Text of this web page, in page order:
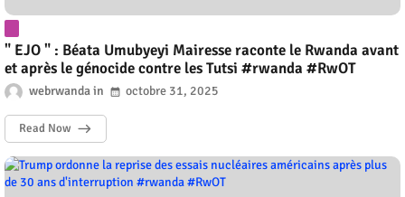
" EJO " : Béata Umubyeyi Mairesse raconte le Rwanda avant
et après le génocide contre les Tutsi #rwanda #RwOT
webrwanda octobre 31, 2025
Read Now